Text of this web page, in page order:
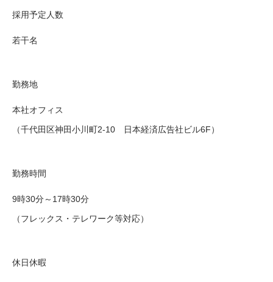
採用予定人数
若干名
勤務地
本社オフィス
（千代田区神田小川町2-10 日本経済広告社ビル6F）
勤務時間
9時30分～17時30分
（フレックス・テレワーク等対応）
休日休暇